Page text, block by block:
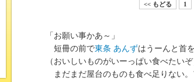
<< もどる 1
「お願い事かあ～」
短冊の前で東条 あんずはうーんと首
（おいしいものがいーっぱい食べたいぞ
まだまだ屋台のものも食べ足りない